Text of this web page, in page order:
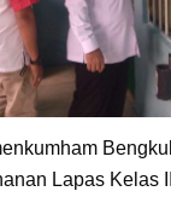
Lapas Kelas